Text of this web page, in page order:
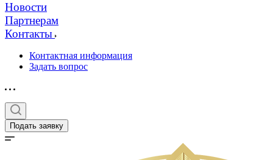
Новости
Партнерам
Контакты
Контактная информация
Задать вопрос
Подать заявку